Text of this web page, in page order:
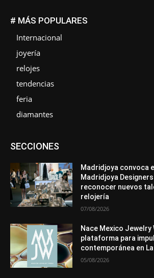
# MÁS POPULARES
Internacional
joyería
relojes
tendencias
feria
diamantes
SECCIONESAsociaciones
Entrevistas
Opiniones
Premios
Madridjoya convoca
Madridjoya
reconocer nuevos
relojería
07/08/2026
Nace Mexico Jewelry
plataforma para
contemporánea en
05/08/2026